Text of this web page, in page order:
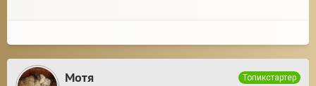
Мотя
Топикстартер